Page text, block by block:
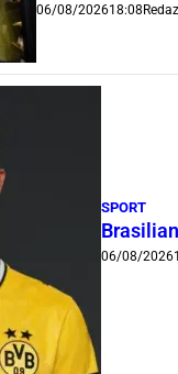
06/08/202618:08
SPORT
06/08/2026